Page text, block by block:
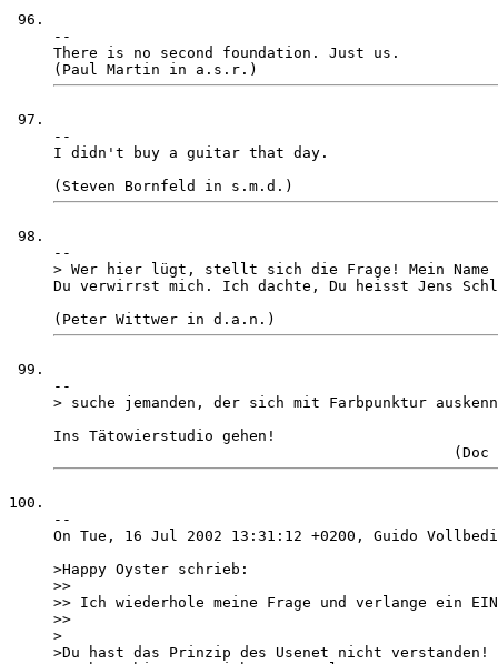
--
There is no second foundation. Just us.
--
I didn't buy a guitar that day.
--
> Wer hier lügt, stellt sich die Frage! Mein
Du verwirrst mich. Ich dachte, Du heisst Jens
--
> suche jemanden, der sich mit Farbpunktur
Ins Tätowierstudio
--
On Tue, 16 Jul 2002 13:31:12 +0200, Guido
>Happy Oyster schrieb:
>>
>> Ich wiederhole meine Frage und verlange ein
>>
>
>Du hast das Prinzip des Usenet nicht verstanden!